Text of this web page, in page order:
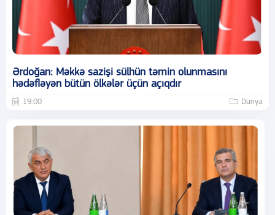
Ərdoğan: Məkkə sazişi sülhün təmin olunmasını
hədəfləyən bütün ölkələr üçün açıqdır
19:00 Dünya